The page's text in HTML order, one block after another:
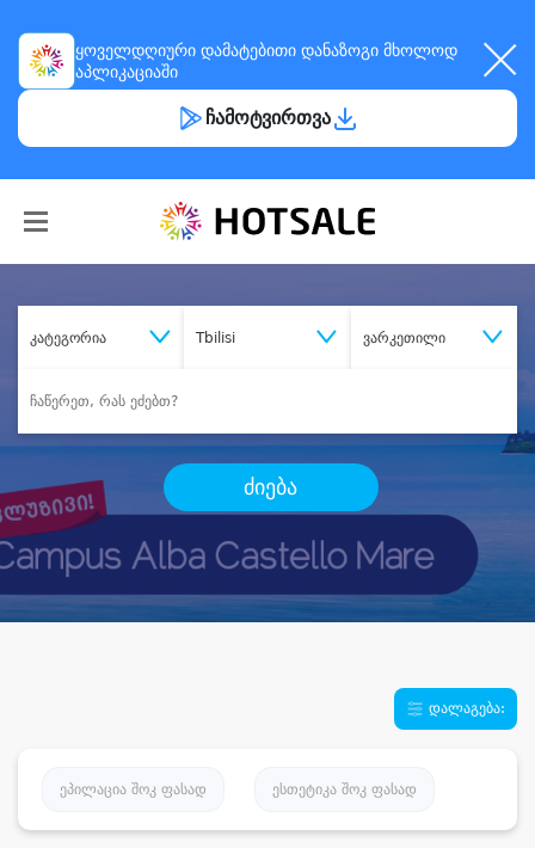
ყოველდღიური დამატებითი დანაზოგი მხოლოდ
აპლიკაციაში
ჩამოტვირთვა
კატეგორია Tbilisi ვარკეთილი
ძიება
დალაგება:
ეპილაცია შოკ ფასად ესთეტიკა შოკ ფასად